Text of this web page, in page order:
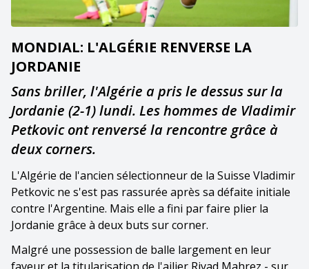
MONDIAL: L'ALGÉRIE RENVERSE LA
JORDANIE
Sans briller, l'Algérie a pris le dessus sur la
Jordanie (2-1) lundi. Les hommes de Vladimir
Petkovic ont renversé la rencontre grâce à
deux corners.
L'Algérie de l'ancien sélectionneur de la Suisse Vladimir
Petkovic ne s'est pas rassurée après sa défaite initiale
contre l'Argentine. Mais elle a fini par faire plier la
Jordanie grâce à deux buts sur corner.
Malgré une possession de balle largement en leur